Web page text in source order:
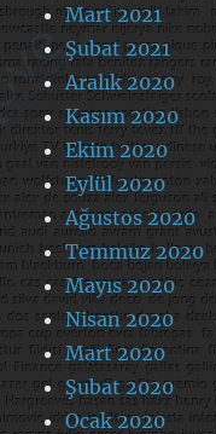
Mart 2021
Şubat 2021
Aralık 2020
Kasım 2020
Ekim 2020
Eylül 2020
Ağustos 2020
Temmuz 2020
Mayıs 2020
Nisan 2020
Mart 2020
Şubat 2020
Ocak 2020